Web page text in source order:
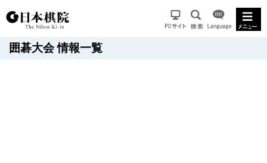
囲碁大会 情報一覧